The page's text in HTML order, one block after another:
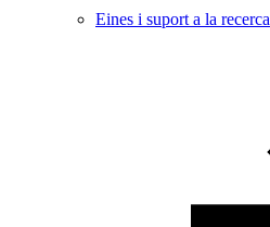
Eines i suport a la recerca